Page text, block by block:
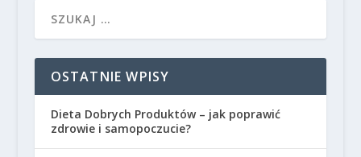
OSTATNIE WPISY
Dieta Dobrych Produktów – jak poprawić
zdrowie i samopoczucie?